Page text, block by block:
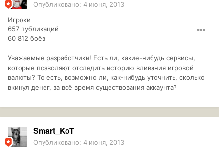
Опубликовано: 4 июня, 2013
Игроки
657 публикаций
60 812 боёв
Уважаемые разработчики! Есть ли, какие-нибудь сервисы,
которые позволяют отследить историю вливания игровой
валюты? То есть, возможно ли, как-нибудь уточнить, сколько
вкинул денег, за всё время существования аккаунта?
Smart_KoT
Опубликовано: 4 июня, 2013